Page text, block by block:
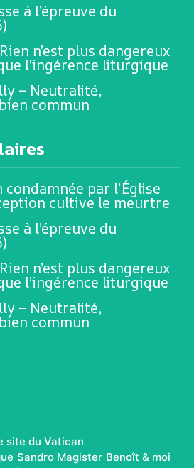
à l’épreuve du
n’est plus dangereux
l’ingérence liturgique
– Neutralité,
commun
par l’Église
cultive le meurtre
à l’épreuve du
n’est plus dangereux
l’ingérence liturgique
– Neutralité,
commun
site du Vatican
Sandro Magister Benoît & moi